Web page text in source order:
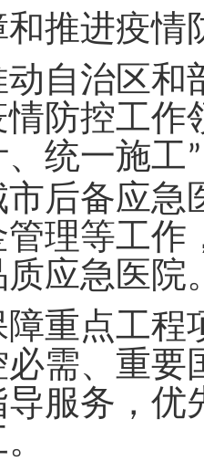
推进疫情
动自治区
情防控工
统一施工”
后备应急
理等工作
应急医院
障重点工
需、重
服务，优